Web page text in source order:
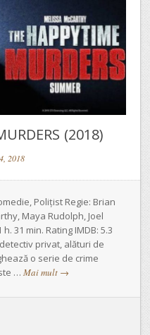
(2018)
2018
Polițist Regie: Brian
Maya Rudolph, Joel
31 min. Rating IMDB: 5.3
privat, alături de
o serie de crime
… Mai mult →